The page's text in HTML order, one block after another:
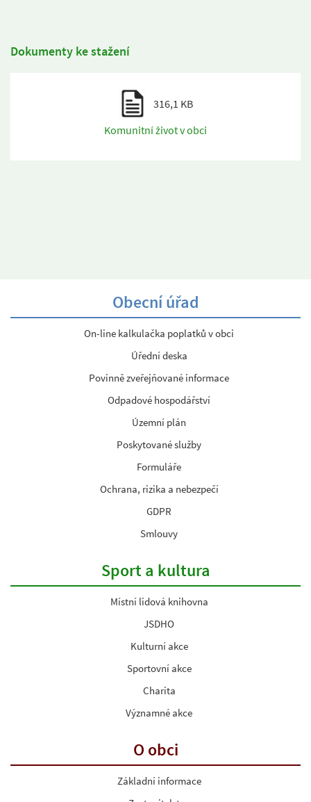
Dokumenty ke stažení
316,1 KB
Komunitní život v obci
Obecní úřad
On-line kalkulačka poplatků v obci
Úřední deska
Povinně zveřejňované informace
Odpadové hospodářství
Územní plán
Poskytované služby
Formuláře
Ochrana, rizika a nebezpečí
GDPR
Smlouvy
Sport a kultura
Místní lidová knihovna
JSDHO
Kulturní akce
Sportovní akce
Charita
Významné akce
O obci
Základní informace